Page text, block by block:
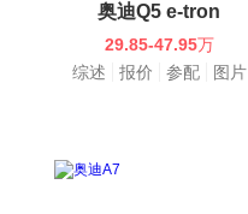
奥迪Q5 e-tron
29.85-47.95万
综述
报价 参配 图片